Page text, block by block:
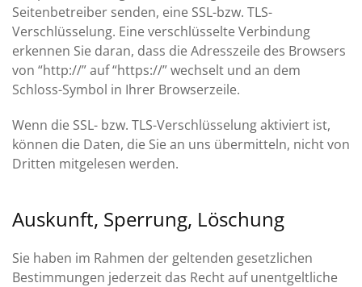
Seitenbetreiber senden, eine SSL-bzw. TLS-
Verschlüsselung. Eine verschlüsselte Verbindung
erkennen Sie daran, dass die Adresszeile des Browsers
von “http://” auf “https://” wechselt und an dem
Schloss-Symbol in Ihrer Browserzeile.
Wenn die SSL- bzw. TLS-Verschlüsselung aktiviert ist,
können die Daten, die Sie an uns übermitteln, nicht von
Dritten mitgelesen werden.
Auskunft, Sperrung, Löschung
Sie haben im Rahmen der geltenden gesetzlichen
Bestimmungen jederzeit das Recht auf unentgeltliche